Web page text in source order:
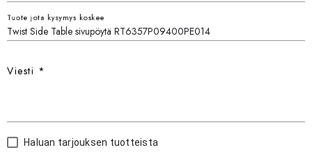
Tuote jota kysymys koskee
Viesti *
Haluan tarjouksen tuotteista